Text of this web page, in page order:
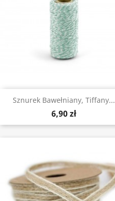
Sznurek Bawełniany, Tiffany...
6,90 zł